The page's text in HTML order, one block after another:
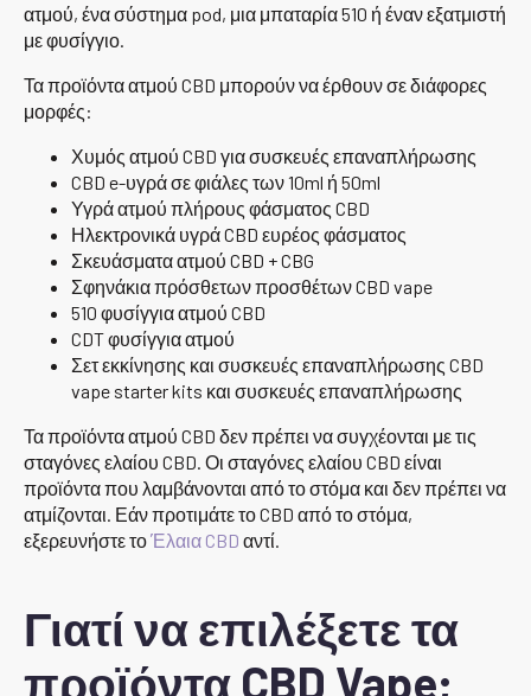
ατμού, ένα σύστημα pod, μια μπαταρία 510 ή έναν εξατμιστή
με φυσίγγιο.
Τα προϊόντα ατμού CBD μπορούν να έρθουν σε διάφορες
μορφές:
Χυμός ατμού CBD για συσκευές επαναπλήρωσης
CBD e-υγρά σε φιάλες των 10ml ή 50ml
Υγρά ατμού πλήρους φάσματος CBD
Ηλεκτρονικά υγρά CBD ευρέος φάσματος
Σκευάσματα ατμού CBD + CBG
Σφηνάκια πρόσθετων προσθέτων CBD vape
510 φυσίγγια ατμού CBD
CDT φυσίγγια ατμού
Σετ εκκίνησης και συσκευές επαναπλήρωσης CBD
vape starter kits και συσκευές επαναπλήρωσης
Τα προϊόντα ατμού CBD δεν πρέπει να συγχέονται με τις
σταγόνες ελαίου CBD. Οι σταγόνες ελαίου CBD είναι
προϊόντα που λαμβάνονται από το στόμα και δεν πρέπει να
ατμίζονται. Εάν προτιμάτε το CBD από το στόμα,
εξερευνήστε τοΈλαια CBD αντί.
Γιατί να επιλέξετε τα
προϊόντα CBD Vape;